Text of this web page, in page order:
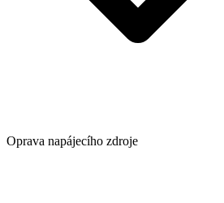
Oprava napájecího zdroje